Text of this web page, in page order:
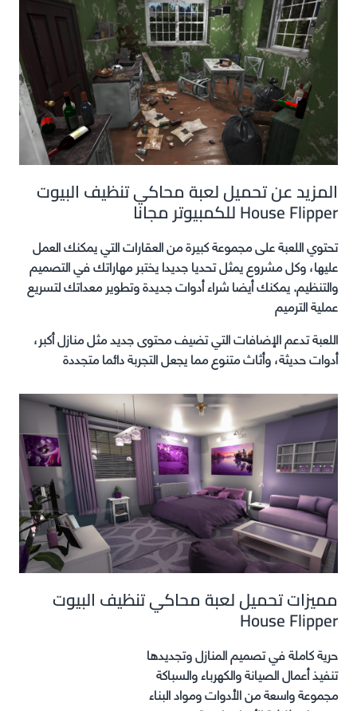
المزيد عن تحميل لعبة محاكي تنظيف البيوت
House Flipper للكمبيوتر مجانا
تحتوي اللعبة على مجموعة كبيرة من العقارات التي يمكنك العمل
عليها، وكل مشروع يمثل تحديا جديدا يختبر مهاراتك في التصميم
والتنظيم. يمكنك أيضا شراء أدوات جديدة وتطوير معداتك لتسريع
عملية الترميم
اللعبة تدعم الإضافات التي تضيف محتوى جديد مثل منازل أكبر،
أدوات حديثة، وأثاث متنوع مما يجعل التجربة دائما متجددة
مميزات تحميل لعبة محاكي تنظيف البيوت
House Flipper
حرية كاملة في تصميم المنازل وتجديدها
تنفيذ أعمال الصيانة والكهرباء والسباكة
مجموعة واسعة من الأدوات ومواد البناء